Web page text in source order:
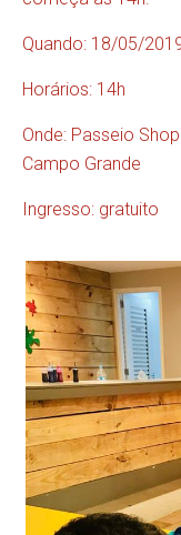
Quando: 18/05/
Horários: 14h
Onde: Passeio
Campo Grande
Ingresso: gratuito